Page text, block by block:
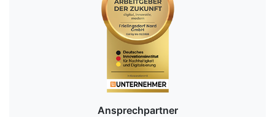
Ansprechpartner